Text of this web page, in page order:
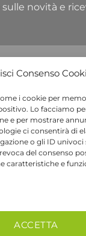
Consenso
i cookie per
Lo facciamo
e per mostrare
ci consentirà di
o gli ID univoci
del consenso
caratteristiche e
ACCETTA
novità e
generali e di
©Bob Gardens by
36061, Bassano del